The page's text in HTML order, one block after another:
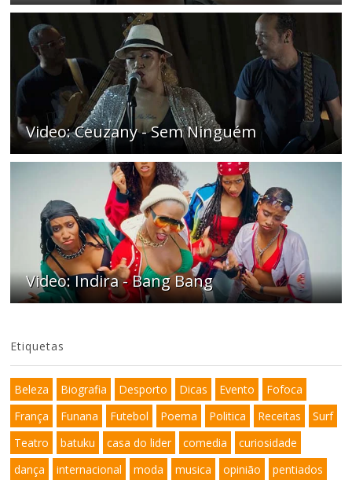
Video: Ceuzany - Sem Ninguém
Video: Indira - Bang Bang
Etiquetas
Beleza Biografia Desporto Dicas Evento
Fofoca
França
Funana Futebol Poema Politica Receitas
Surf
Teatro
batuku casa do lider comedia
curiosidade
dança
internacional moda musica opinião
pentiados